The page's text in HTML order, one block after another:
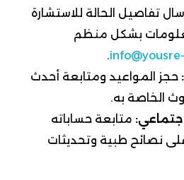
تفاصيل الحالة للاستشارة
بشكل منظم
.
حجز المواعيد ومتابعة أحدث
الخاصة به.
متابعة حساباته
نصائح طبية وتحديثات